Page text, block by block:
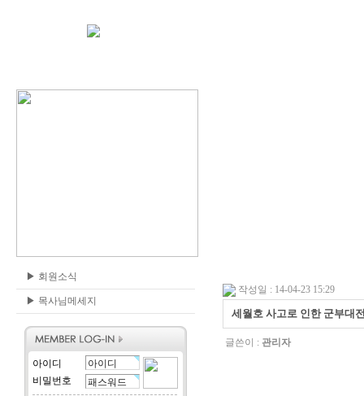
▶ 회원소식
▶ 목사님메세지
아이디
비밀번호
작성일 : 14-04-23 15:29
세월호 사고로 인한 군부대
글쓴이 : 관리자